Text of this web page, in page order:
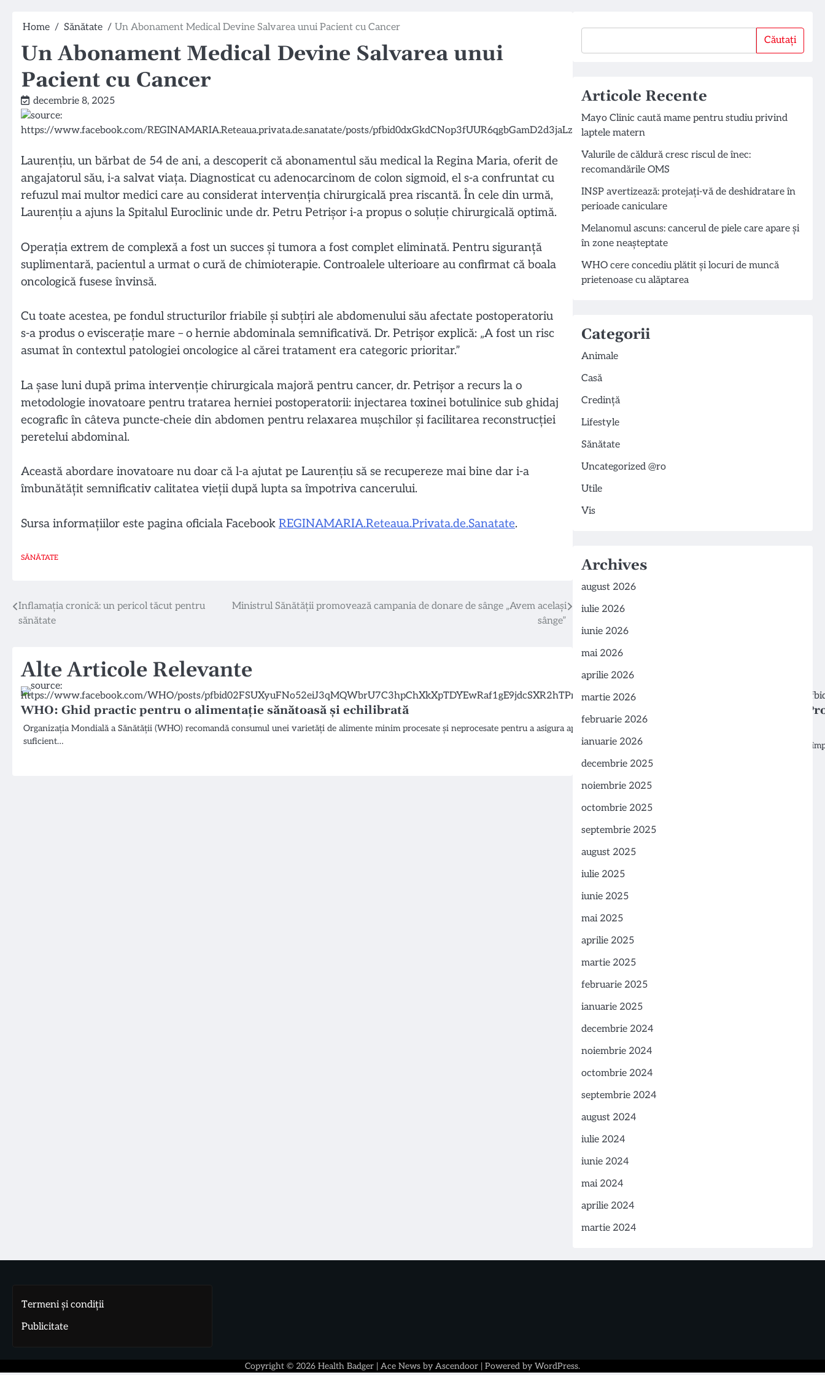
Home Sănătate Un Abonament Medical Devine Salvarea unui Pacient cu Cancer
Un Abonament Medical Devine Salvarea unui
Pacient cu Cancer
decembrie 8, 2025
Laurențiu, un bărbat de 54 de ani, a descoperit că abonamentul său medical la Regina Maria, oferit de
angajatorul său, i-a salvat viața. Diagnosticat cu adenocarcinom de colon sigmoid, el s-a confruntat cu
refuzul mai multor medici care au considerat intervenția chirurgicală prea riscantă. În cele din urmă,
Laurențiu a ajuns la Spitalul Euroclinic unde dr. Petru Petrișor i-a propus o soluție chirurgicală optimă.
Operația extrem de complexă a fost un succes și tumora a fost complet eliminată. Pentru siguranță
suplimentară, pacientul a urmat o cură de chimioterapie. Controalele ulterioare au confirmat că boala
oncologică fusese învinsă.
Cu toate acestea, pe fondul structurilor friabile și subțiri ale abdomenului său afectate postoperatoriu
s-a produs o eviscerație mare – o hernie abdominala semnificativă. Dr. Petrișor explică: „A fost un risc
asumat în contextul patologiei oncologice al cărei tratament era categoric prioritar.”
La șase luni după prima intervenție chirurgicala majoră pentru cancer, dr. Petrișor a recurs la o
metodologie inovatoare pentru tratarea herniei postoperatorii: injectarea toxinei botulinice sub ghidaj
ecografic în câteva puncte-cheie din abdomen pentru relaxarea mușchilor și facilitarea reconstrucției
peretelui abdominal.
Această abordare inovatoare nu doar că l-a ajutat pe Laurențiu să se recupereze mai bine dar i-a
îmbunătățit semnificativ calitatea vieții după lupta sa împotriva cancerului.
Sursa informațiilor este pagina oficiala Facebook REGINAMARIA.Reteaua.Privata.de.Sanatate.
SĂNĂTATE
Navigare
Inflamația cronică: un pericol tăcut pentru
sănătate
Ministrul Sănătății promovează campania de donare de sânge „Avem același
sânge”
Alte Articole Relevante
WHO: Ghid practic pentru o alimentație sănătoasă și echilibrată
Organizația Mondială a Sănătății (WHO) recomandă consumul unei varietăți de alimente minim procesate și neprocesate pentru a asigura aportul
suficient…
Importanța Prezervativelor în
Prezervativele sunt esențiale pentru protejarea
gonoree, chlamydia și…
Căutați
Articole Recente
Mayo Clinic caută mame pentru studiu privind
laptele matern
Valurile de căldură cresc riscul de înec:
recomandările OMS
INSP avertizează: protejați-vă de deshidratare în
perioade caniculare
Melanomul ascuns: cancerul de piele care apare și
în zone neașteptate
WHO cere concediu plătit și locuri de muncă
prietenoase cu alăptarea
Categorii
Animale
Casă
Credință
Lifestyle
Sănătate
Uncategorized @ro
Utile
Vis
Archives
august 2026
iulie 2026
iunie 2026
mai 2026
aprilie 2026
martie 2026
februarie 2026
ianuarie 2026
decembrie 2025
noiembrie 2025
octombrie 2025
septembrie 2025
august 2025
iulie 2025
iunie 2025
mai 2025
aprilie 2025
martie 2025
februarie 2025
ianuarie 2025
decembrie 2024
noiembrie 2024
octombrie 2024
septembrie 2024
august 2024
iulie 2024
iunie 2024
mai 2024
aprilie 2024
martie 2024
Termeni și condiții
Publicitate
Copyright © 2026 Health Badger | Ace News by Ascendoor | Powered by WordPress.